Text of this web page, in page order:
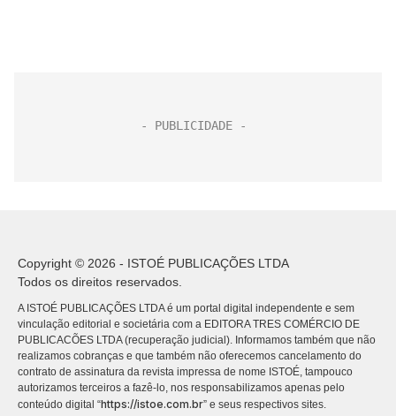
Copyright © 2026 - ISTOÉ PUBLICAÇÕES LTDA
Todos os direitos reservados.
A ISTOÉ PUBLICAÇÕES LTDA é um portal digital independente e sem
vinculação editorial e societária com a EDITORA TRES COMÉRCIO DE
PUBLICACÕES LTDA (recuperação judicial). Informamos também que não
realizamos cobranças e que também não oferecemos cancelamento do
contrato de assinatura da revista impressa de nome ISTOÉ, tampouco
autorizamos terceiros a fazê-lo, nos responsabilizamos apenas pelo
conteúdo digital “https://istoe.com.br” e seus respectivos sites.